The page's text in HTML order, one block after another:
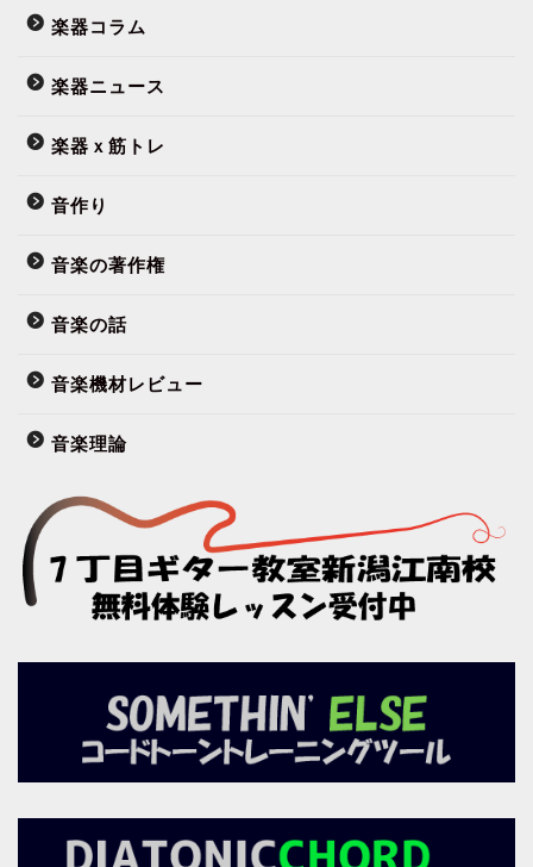
楽器コラム
楽器ニュース
楽器ｘ筋トレ
音作り
音楽の著作権
音楽の話
音楽機材レビュー
音楽理論